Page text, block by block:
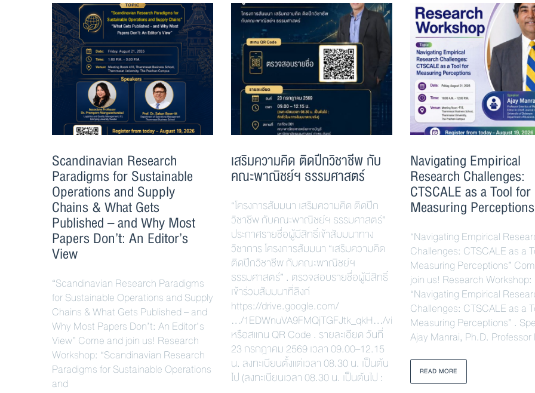
Scandinavian Research
Paradigms for Sustainable
Operations and Supply
Chains & What Gets
Published – and Why Most
Papers Don’t: An Editor’s
View
“Scandinavian Research Paradigms
for Sustainable Operations and Supply
Chains & What Gets Published – and
Why Most Papers Don’t: An Editor’s
View” Come and join us! Research
Workshop: “Scandinavian Research
Paradigms for Sustainable Operations
and
เสริมความคิด ติดปีกวิชาชีพ กับ
คณะพาณิชย์ฯ ธรรมศาสตร์
“โครงการสัมมนา เสริมความคิด ติดปีก
วิชาชีพ กับคณะพาณิชย์ฯ ธรรมศาสตร์”
ประกาศรายชื่อผู้มีสิทธิ์เข้าสัมมนาทาง
วิชาการ โครงการสัมมนา “เสริมความคิด
ติดปีกวิชาชีพ กับคณะพาณิชย์ฯ
ธรรมศาสตร์” . ตรวจสอบรายชื่อผู้มีสิทธิ์
เข้าร่วมสัมมนาที่ลิงก์
https://drive.google.com/
…/1EDWnuVA9FMQjTGFJtk_qkH…/view
หรือสแกน QR Code . รายละเอียด วันที่
23 กรกฎาคม 2569 เวลา 09.00–12.15
น. ลงทะเบียนตั้งแต่เวลา 08.30 น. เป็นต้น
ไป (ลงทะเบียนเวลา 08.30 น. เป็นต้นไป :
Navigating Empirical
Research Challenges:
CTSCALE as a Tool for
Measuring Perceptions
“Navigating Empirical
Challenges: CTSCALE as a
Measuring Perceptions”
join us! Research Workshop:
“Navigating Empirical
Challenges: CTSCALE as a
Measuring Perceptions” .
Ajay Manrai, Ph.D.
READ MORE